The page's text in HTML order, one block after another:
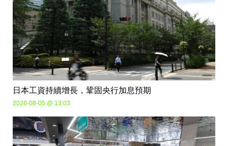
日本工資持續增長，鞏固央行加息預期
2026-08-05 @ 13:03